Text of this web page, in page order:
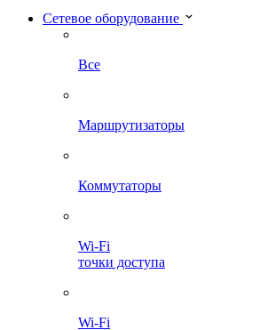
Сетевое оборудование
Все
Маршрутизаторы
Коммутаторы
Wi-Fi
точки доступа
Wi-Fi